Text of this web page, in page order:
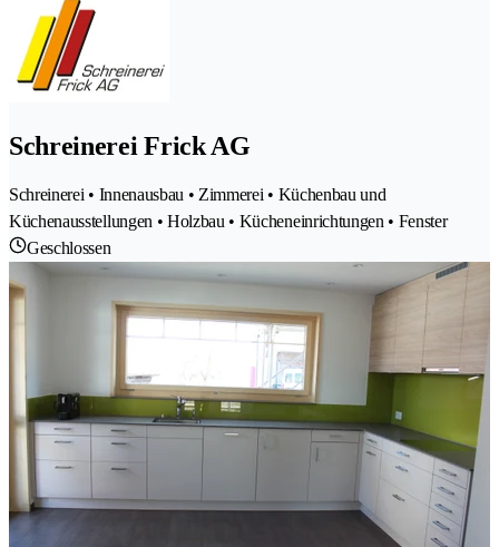
Schreinerei Frick AG
Schreinerei • Innenausbau • Zimmerei • Küchenbau und
Küchenausstellungen • Holzbau • Kücheneinrichtungen • Fenster
Geschlossen